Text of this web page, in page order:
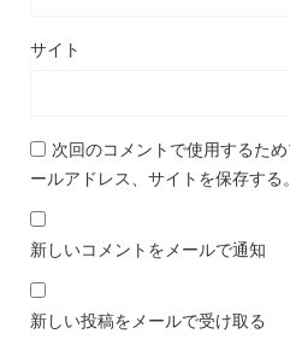
サイト
次回のコメントで使用するた
ールアドレス、サイトを保存する。
新しいコメントをメールで通知
新しい投稿をメールで受け取る